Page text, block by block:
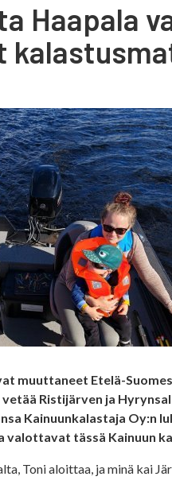
Haapala
muuttaneet Etelä-
Ristijärven ja
Kainuunkalastaja Oy:n
valottavat tässä Kainuun
Toni aloittaa, ja minä kai